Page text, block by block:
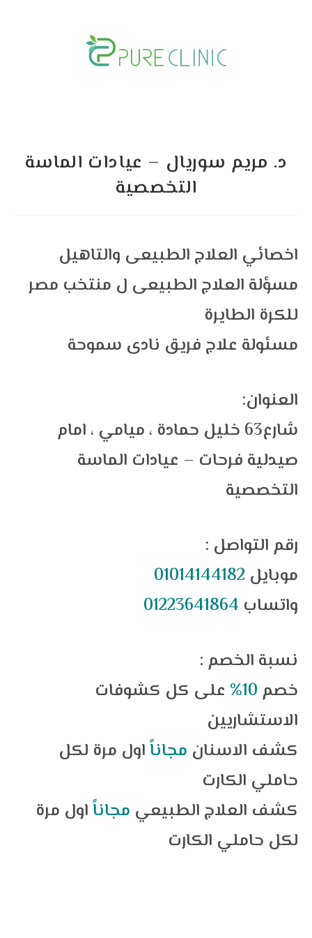
د. مريم سوريال – عيادات الماسة
التخصصية
اخصائي العلاج الطبيعى والتاهيل
مسؤلة العلاج الطبيعى ل منتخب مصر
للكرة الطايرة
مسئولة علاج فريق نادى سموحة
:العنوان
صيدلية فرحات – عيادات الماسة
التخصصية
: رقم التواصل
01014144182 موبايل
01223641864 واتساب
: نسبة الخصم
خصم 10%
على كل كشوفات
الاستشاريين
كشف الاسنان مجاناًاول مرة لكل
حاملي الكارت
كشف العلاج الطبيعي مجاناًاول مرة
لكل حاملي الكارت